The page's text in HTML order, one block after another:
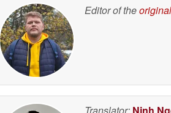
Editor of the
Translator: Ninh